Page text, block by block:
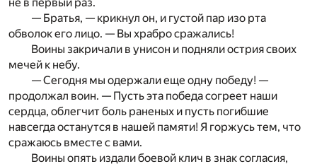
— Братья, — крикнул он, и густой пар изо рта
обволок его лицо. — Вы храбро сражались!
Воины закричали в унисон и подняли острия своих
мечей к небу.
— Сегодня мы одержали еще одну победу! —
продолжал воин. — Пусть эта победа согреет наши
сердца, облегчит боль раненых и пусть погибшие
навсегда останутся в нашей памяти! Я горжусь тем, что
сражаюсь вместе с вами.
Воины опять издали боевой клич в знак согласия,